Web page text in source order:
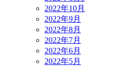
2022年10月
2022年9月
2022年8月
2022年7月
2022年6月
2022年5月